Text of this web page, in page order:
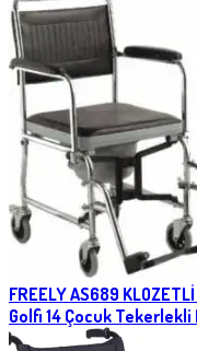
FREELY AS689
Golfi 14 Çocuk